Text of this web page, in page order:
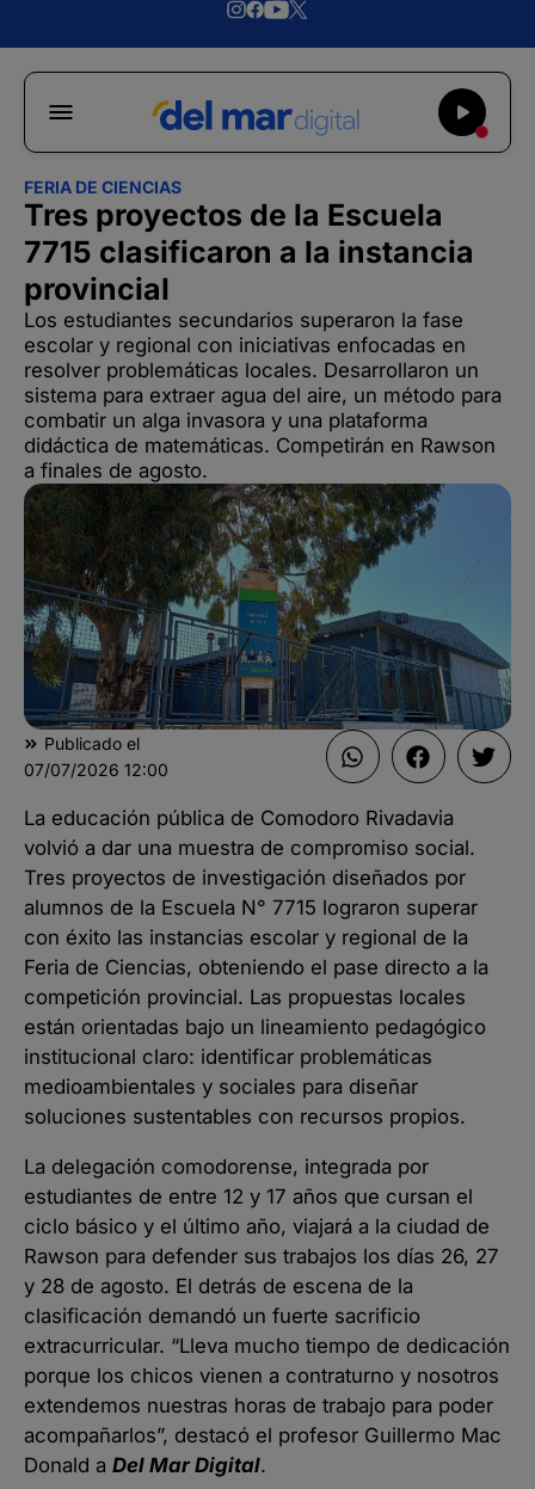
FERIA DE CIENCIAS
Tres proyectos de la Escuela
7715 clasificaron a la instancia
provincial
Los estudiantes secundarios superaron la fase
escolar y regional con iniciativas enfocadas en
resolver problemáticas locales. Desarrollaron un
sistema para extraer agua del aire, un método para
combatir un alga invasora y una plataforma
didáctica de matemáticas. Competirán en Rawson
a finales de agosto.
Publicado el
07/07/2026 12:00
La educación pública de Comodoro Rivadavia
volvió a dar una muestra de compromiso social.
Tres proyectos de investigación diseñados por
alumnos de la Escuela N° 7715 lograron superar
con éxito las instancias escolar y regional de la
Feria de Ciencias, obteniendo el pase directo a la
competición provincial. Las propuestas locales
están orientadas bajo un lineamiento pedagógico
institucional claro: identificar problemáticas
medioambientales y sociales para diseñar
soluciones sustentables con recursos propios.
La delegación comodorense, integrada por
estudiantes de entre 12 y 17 años que cursan el
ciclo básico y el último año, viajará a la ciudad de
Rawson para defender sus trabajos los días 26, 27
y 28 de agosto. El detrás de escena de la
clasificación demandó un fuerte sacrificio
extracurricular. “Lleva mucho tiempo de dedicación
porque los chicos vienen a contraturno y nosotros
extendemos nuestras horas de trabajo para poder
acompañarlos”, destacó el profesor Guillermo Mac
Donald a Del Mar Digital.